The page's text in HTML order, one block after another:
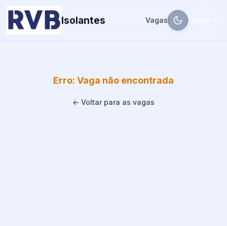
Isolantes Vagas
Erro: Vaga não encontrada
← Voltar para as vagas